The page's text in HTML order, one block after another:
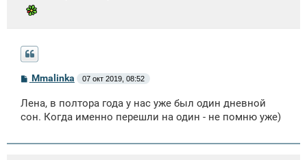
С
о
б
щ
и
Mmalinka 07 окт 2019, 08:52
Лена, в полтора года у нас уже был один дневной
сон. Когда именно перешли на один - не помню уже)